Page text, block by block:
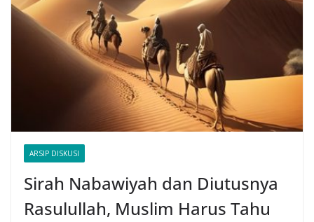
ARSIP DISKUSI
Sirah Nabawiyah dan Diutusnya
Rasulullah, Muslim Harus Tahu